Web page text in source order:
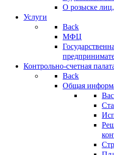
О розыске
Услуги
Back
МФЦ
Контрольно-счетная
Back
Общая